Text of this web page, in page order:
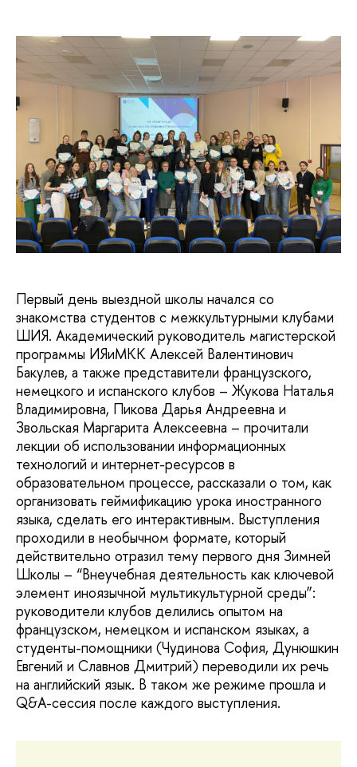
Первый день выездной школы начался со
знакомства студентов с межкультурными клубами
ШИЯ. Академический руководитель магистерской
программы ИЯиМКК Алексей Валентинович
Бакулев, а также представители французского,
немецкого и испанского клубов – Жукова Наталья
Владимировна, Пикова Дарья Андреевна и
Звольская Маргарита Алексеевна – прочитали
лекции об использовании информационных
технологий и интернет-ресурсов в
образовательном процессе, рассказали о том, как
организовать геймификацию урока иностранного
языка, сделать его интерактивным. Выступления
проходили в необычном формате, который
действительно отразил тему первого дня Зимней
Школы – “Внеучебная деятельность как ключевой
элемент иноязычной мультикультурной среды”:
руководители клубов делились опытом на
французском, немецком и испанском языках, а
студенты-помощники (Чудинова София, Дунюшкин
Евгений и Славнов Дмитрий) переводили их речь
на английский язык. В таком же режиме прошла и
Q&A-сессия после каждого выступления.